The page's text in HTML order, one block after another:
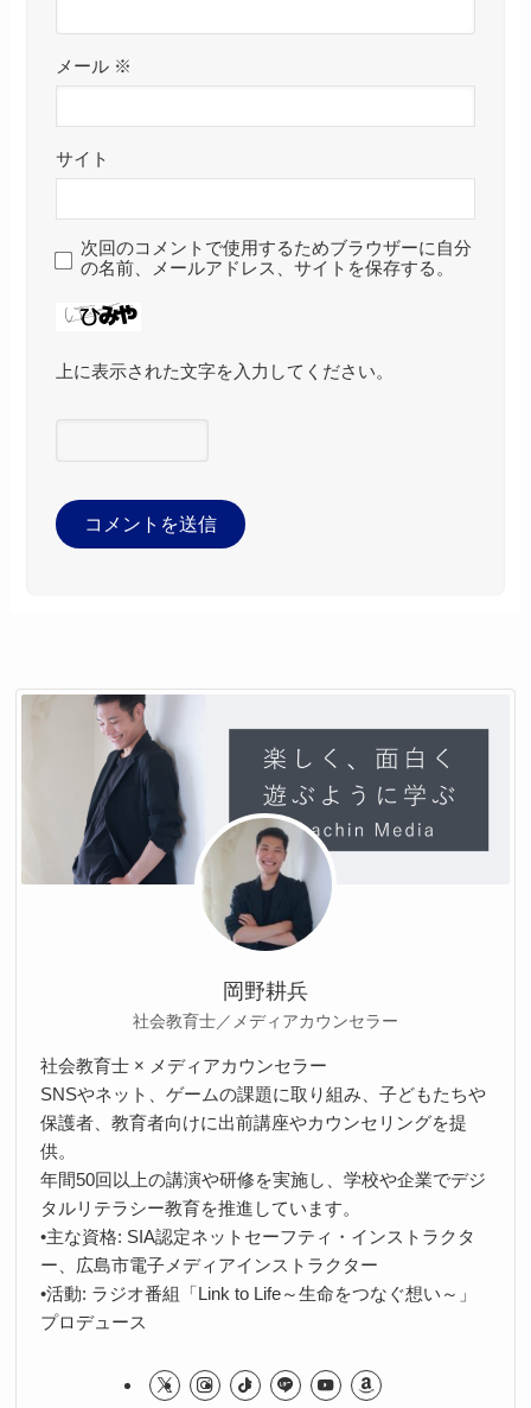
メール ※
サイト
次回のコメントで使用するためブラウザーに自分
の名前、メールアドレス、サイトを保存する。
上に表示された文字を入力してください。
岡野耕兵
社会教育士／メディアカウンセラー
社会教育士 × メディアカウンセラー
SNSやネット、ゲームの課題に取り組み、子どもたちや
保護者、教育者向けに出前講座やカウンセリングを提
供。
年間50回以上の講演や研修を実施し、学校や企業でデジ
タルリテラシー教育を推進しています。
•主な資格: SIA認定ネットセーフティ・インストラクタ
ー、広島市電子メディアインストラクター
•活動: ラジオ番組「Link to Life～生命をつなぐ想い～」
プロデュース